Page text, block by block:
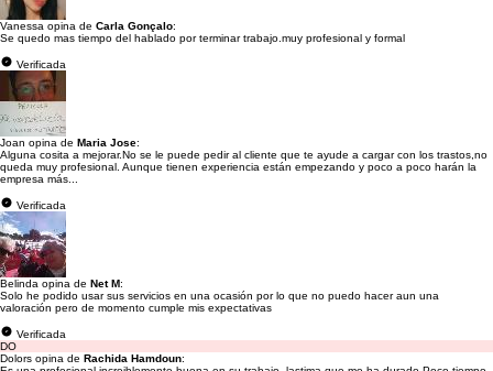
Vanessa opina de Carla Gonçalo:
Se quedo mas tiempo del hablado por terminar trabajo.muy profesional y formal
Verificada
Joan opina de Maria Jose:
Alguna cosita a mejorar.No se le puede pedir al cliente que te ayude a cargar con los trastos,no
queda muy profesional. Aunque tienen experiencia están empezando y poco a poco harán la
empresa más...
Verificada
Belinda opina de Net M:
Solo he podido usar sus servicios en una ocasión por lo que no puedo hacer aun una
valoración pero de momento cumple mis expectativas
Verificada
DO
Dolors opina de Rachida Hamdoun: